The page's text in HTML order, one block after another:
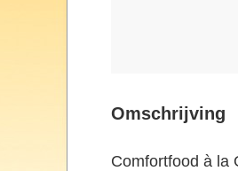
Omschrijving
Comfortfood à la